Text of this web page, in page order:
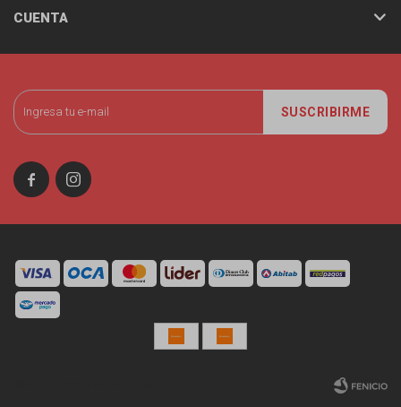
SUSCRIBIRME
 
CUENTA